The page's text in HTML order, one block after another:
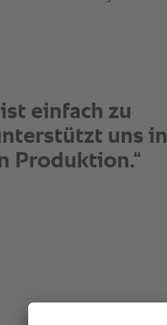
einfach zu
uns in
Produktion.“